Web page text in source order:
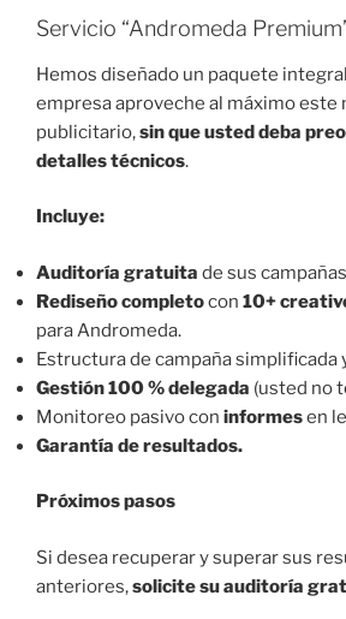
Servicio “Andromeda
Hemos diseñado un paquete
empresa aproveche al máximo este
publicitario,sin que usted deba
detalles técnicos.
Incluye:
Auditoría gratuita de sus
Rediseño completocon 10+
para Andromeda.
Estructura de campaña simplificada
Gestión 100 % delegada (usted no
Monitoreo pasivo con informesen
Garantía de resultados.
Próximos pasos
Si desea recuperar y superar sus
anteriores,solicite su auditoría